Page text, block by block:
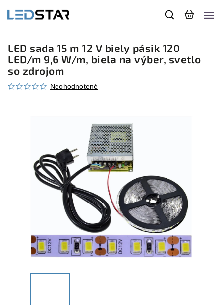
LED sada 15 m 12 V biely pásik 120
LED/m 9,6 W/m, biela na výber, svetlo
so zdrojom
Neohodnotené